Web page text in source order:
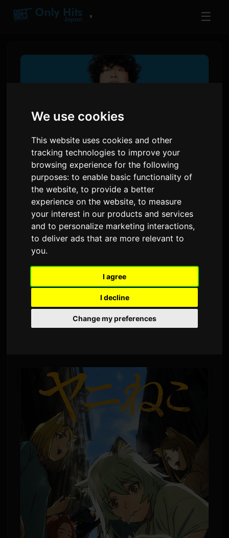
We use cookies
This website uses cookies and other
tracking technologies to improve your
browsing experience for the following
purposes:to enable basic functionality of
the website,to provide a better
experience on the website,to measure
your interest in our products and services
and to personalize marketing interactions,
to deliver ads that are more relevant to
you.
I agree
I decline
Change my preferences
▼ ☰
ซิงเกิลใหม่ 'Nannmo Nee' ของ
Wasureranneyo จะเป็นเพลง
เปิดอนิเมะ 'Yani Neko'
โดยSam 1 มิถุนายน 2026
แปลจากภาษาอังกฤษ
วงร็อกญี่ปุ่นWasureranneyoจะเป็นผู้ให้เพลงเปิด
สำหรับอนิเมะโทรทัศน์ที่กำลังจะออกอากาศอย่าง
เพลงใหม่ที่มีชื่อว่า 'Nannmo Nee' จะ